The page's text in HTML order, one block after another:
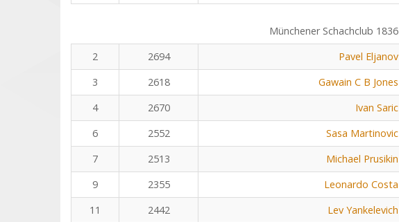
Münchener Schachclub 1836
2
2694 Pavel Eljanov
3
2618 Gawain C B Jones
4
2670 Ivan Saric
6
2552 Sasa Martinovic
7
2513 Michael Prusikin
9
2355 Leonardo Costa
11
2442 Lev Yankelevich